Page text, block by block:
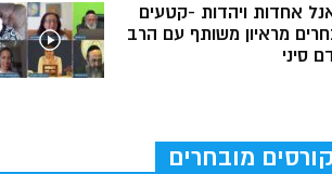
אחדות ויהדות -קטעים
מראיון משותף עם הרב
סיני
קורסים מובחרים